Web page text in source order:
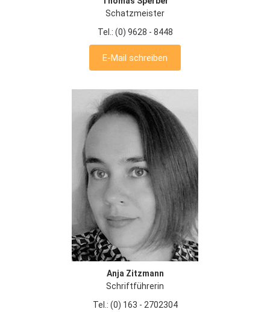
Schatzmeister
Tel.: (0) 9628 - 8448
E-Mail schreiben
Anja Zitzmann
Schriftführerin
Tel.: (0) 163 - 2702304